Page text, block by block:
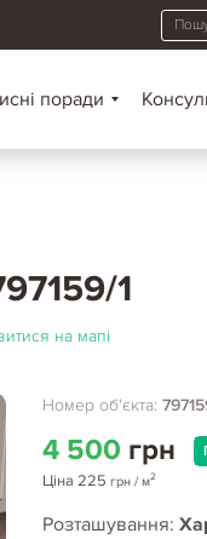
поради
1
на мапі
Номер об'єкта:
4 500 грн
Ціна 225 грн/ м2
Розташування: